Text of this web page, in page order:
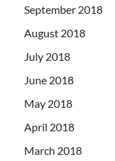
September 2018
August 2018
July 2018
June 2018
May 2018
April 2018
March 2018